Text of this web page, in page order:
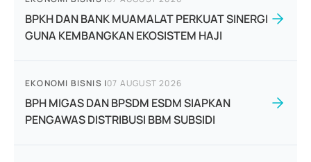
BPKH DAN BANK MUAMALAT PERKUAT SINERGI
GUNA KEMBANGKAN EKOSISTEM HAJI
EKONOMI BISNIS |07 AUGUST 2026
BPH MIGAS DAN BPSDM ESDM SIAPKAN
PENGAWAS DISTRIBUSI BBM SUBSIDI